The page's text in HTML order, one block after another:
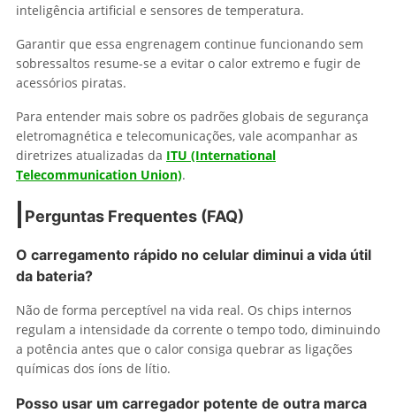
inteligência artificial e sensores de temperatura.
Garantir que essa engrenagem continue funcionando sem
sobressaltos resume-se a evitar o calor extremo e fugir de
acessórios piratas.
Para entender mais sobre os padrões globais de segurança
eletromagnética e telecomunicações, vale acompanhar as
diretrizes atualizadas da ITU (International
Telecommunication Union).
Perguntas Frequentes (FAQ)
O carregamento rápido no celular diminui a vida útil
da bateria?
Não de forma perceptível na vida real. Os chips internos
regulam a intensidade da corrente o tempo todo, diminuindo
a potência antes que o calor consiga quebrar as ligações
químicas dos íons de lítio.
Posso usar um carregador potente de outra marca